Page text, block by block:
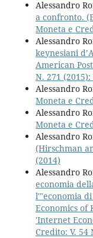
Alessandro
a confronto.
Moneta e
Alessandro
keynesiani
American
N. 271
Alessandro
Moneta e
Alessandro
Moneta e
Alessandro
(Hirschman
(2014)
Alessandro
economia
l'"economia
Economics of
'Internet
Credito: V. 54